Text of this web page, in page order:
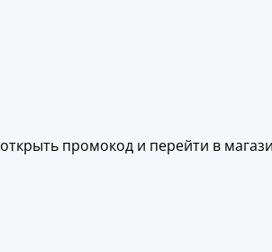
открыть промокод и перейти в